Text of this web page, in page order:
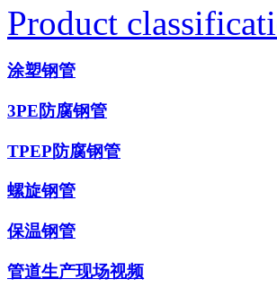
Product
涂塑钢管
3PE防腐钢管
TPEP防腐钢管
螺旋钢管
保温钢管
管道生产现场视频